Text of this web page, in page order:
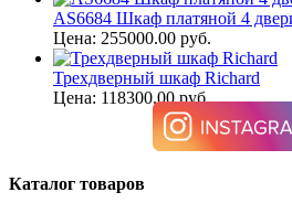
AS6684 Шкаф платяной 4
Цена: 255000.00 руб.
Трехдверный шкаф Richard
Цена: 118300.00 руб.
Каталог товаров